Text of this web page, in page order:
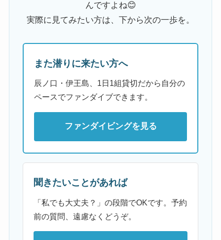
んですよね😊
実際に見てみたい方は、下から次の一歩を。
また潜りに来たい方へ
辰ノ口・伊王島、1日1組貸切だから自分の
ペースでファンダイブできます。
ファンダイビングを見る
聞きたいことがあれば
「私でも大丈夫？」の段階でOKです。予約
前の質問、遠慮なくどうぞ。